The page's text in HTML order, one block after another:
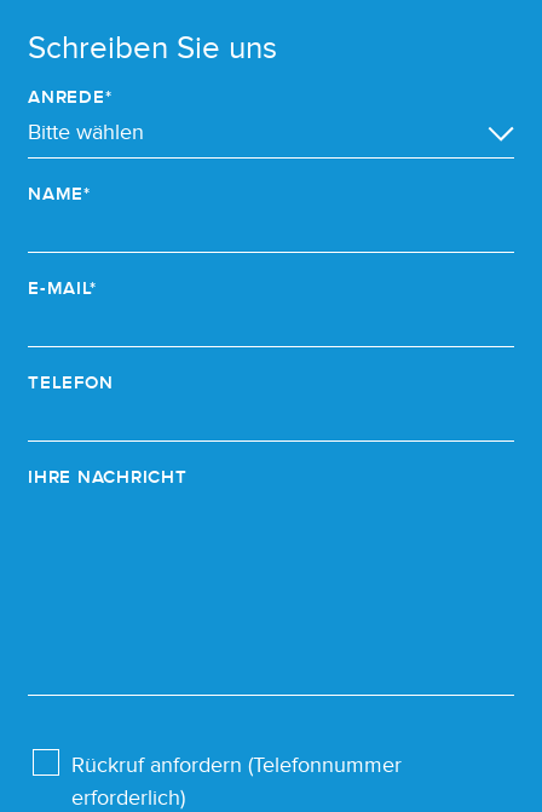
Schreiben Sie uns
ANREDE*
NAME*
E-MAIL*
TELEFON
IHRE NACHRICHT
Rückruf anfordern (Telefonnummer
erforderlich)